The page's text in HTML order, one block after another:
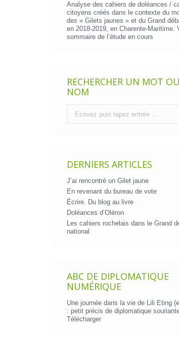
Analyse des cahiers de doléances /
citoyens créés dans le contexte du
des « Gilets jaunes » et du Grand
en 2018-2019, en Charente-Maritime.
sommaire de l’étude en cours
RECHERCHER UN MOT
NOM
DERNIERS ARTICLES
J’ai rencontré un Gilet jaune
En revenant du bureau de vote
Écrire. Du blog au livre
Doléances d’Oléron
Les cahiers rochelais dans le Grand
national
ABC DE DIPLOMATIQUE
NUMÉRIQUE
Une journée dans la vie de Lili Eting
: petit précis de diplomatique
Télécharger